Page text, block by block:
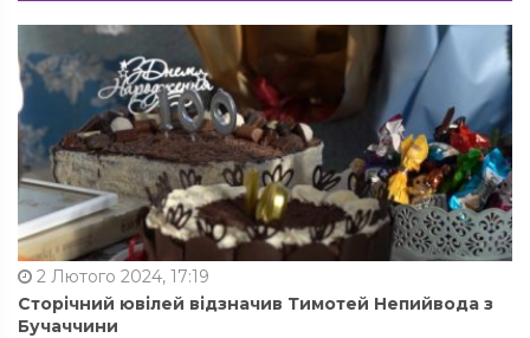
2 Лютого 2024, 17:19
Сторічний ювілей відзначив Тимотей Непийвода з
Бучаччини